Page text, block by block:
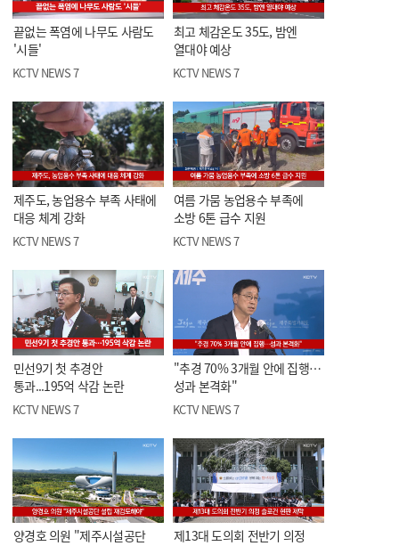
끝없는 폭염에 나무도 사람도
'시들'
KCTV NEWS 7
최고 체감온도 35도, 밤엔
열대야 예상
KCTV NEWS 7
제주도, 농업용수 부족 사태에
대응 체계 강화
KCTV NEWS 7
여름 가뭄 농업용수 부족에
소방 6톤 급수 지원
KCTV NEWS 7
민선9기 첫 추경안
통과...195억 삭감 논란
KCTV NEWS 7
"추경 70% 3개월 안에 집행…
성과 본격화"
KCTV NEWS 7
양경호 의원 "제주시설공단
제13대 도의회 전반기 의정